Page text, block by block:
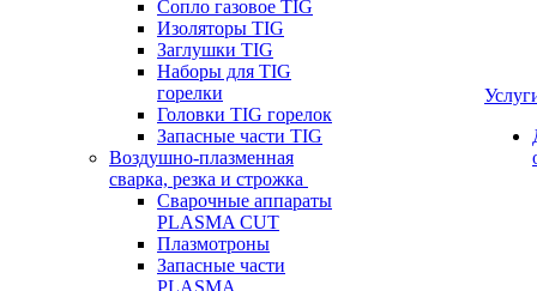
Сопло газовое TIG
Изоляторы TIG
Заглушки TIG
Наборы для TIG
горелки
Головки TIG горелок
Запасные части TIG
Воздушно-плазменная
сварка, резка и строжка
Сварочные аппараты
PLASMA CUT
Плазмотроны
Запасные части
PLASMA